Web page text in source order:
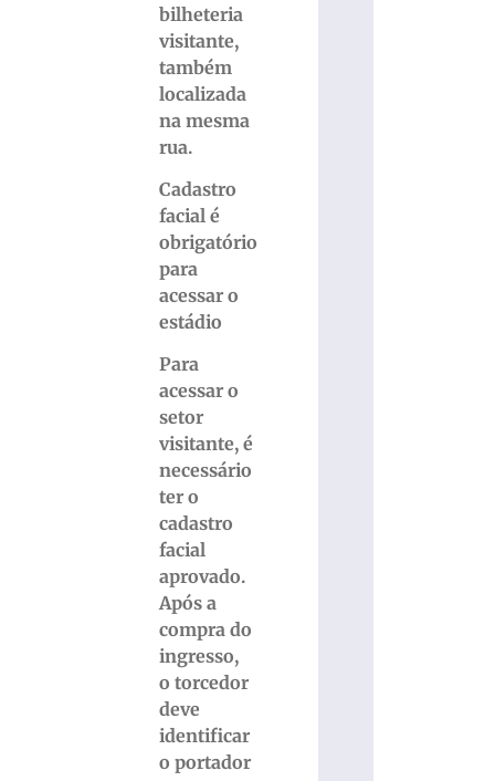
bilheteria
visitante,
também
localizada
na mesma
rua.
Cadastro
facial é
obrigatório
para
acessar o
estádio
Para
acessar o
setor
visitante, é
necessário
ter o
cadastro
facial
aprovado.
Após a
compra do
ingresso,
o torcedor
deve
identificar
o portador